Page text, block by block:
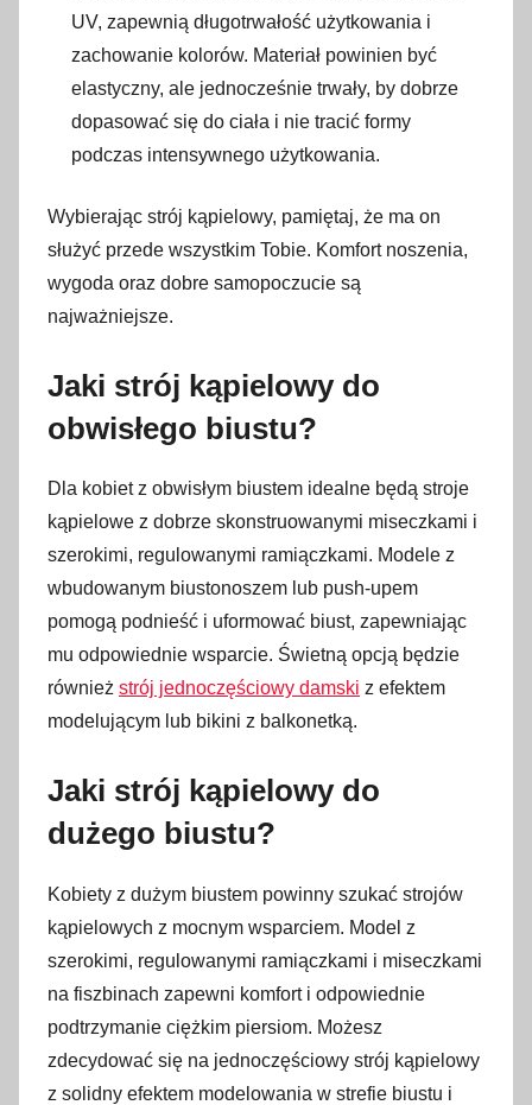
UV, zapewnią długotrwałość użytkowania i
zachowanie kolorów. Materiał powinien być
elastyczny, ale jednocześnie trwały, by dobrze
dopasować się do ciała i nie tracić formy
podczas intensywnego użytkowania.
Wybierając strój kąpielowy, pamiętaj, że ma on
służyć przede wszystkim Tobie. Komfort noszenia,
wygoda oraz dobre samopoczucie są
najważniejsze.
Jaki strój kąpielowy do
obwisłego biustu?
Dla kobiet z obwisłym biustem idealne będą stroje
kąpielowe z dobrze skonstruowanymi miseczkami i
szerokimi, regulowanymi ramiączkami. Modele z
wbudowanym biustonoszem lub push-upem
pomogą podnieść i uformować biust, zapewniając
mu odpowiednie wsparcie. Świetną opcją będzie
również strój jednoczęściowy damski z efektem
modelującym lub bikini z balkonetką.
Jaki strój kąpielowy do
dużego biustu?
Kobiety z dużym biustem powinny szukać strojów
kąpielowych z mocnym wsparciem. Model z
szerokimi, regulowanymi ramiączkami i miseczkami
na fiszbinach zapewni komfort i odpowiednie
podtrzymanie ciężkim piersiom. Możesz
zdecydować się na jednoczęściowy strój kąpielowy
z solidny efektem modelowania w strefie biustu i